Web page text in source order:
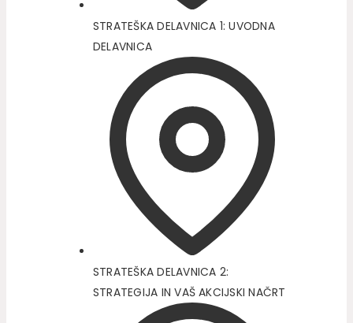
STRATEŠKA DELAVNICA 1: UVODNA
DELAVNICA
STRATEŠKA DELAVNICA 2:
STRATEGIJA IN VAŠ AKCIJSKI NAČRT